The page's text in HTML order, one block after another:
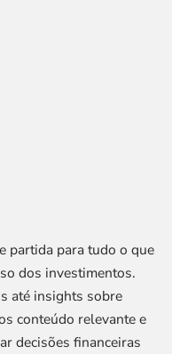
partida para tudo o que
dos investimentos.
até insights sobre
conteúdo relevante e
decisões financeiras